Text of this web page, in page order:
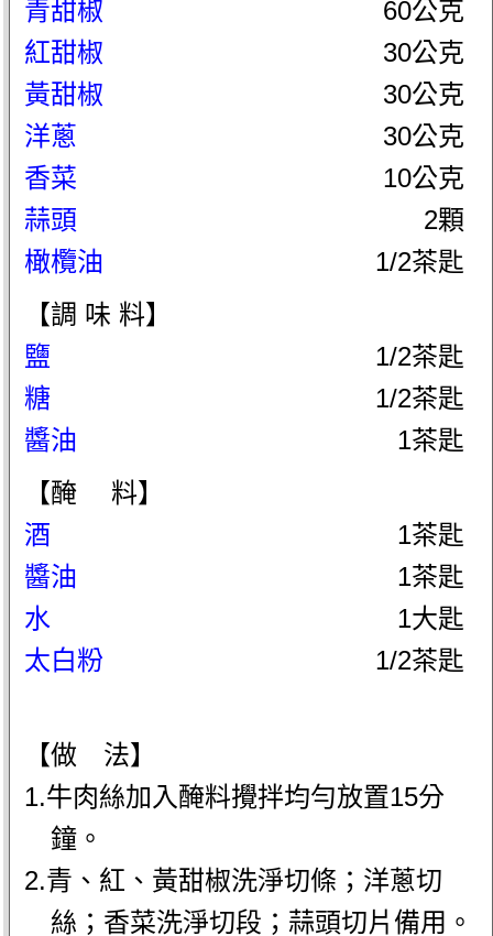
青甜椒
60公克
紅甜椒
30公克
黃甜椒
30公克
洋蔥
30公克
香菜
10公克
蒜頭
2顆
橄欖油
1/2茶匙
【調 味 料】
鹽
1/2茶匙
糖
1/2茶匙
醬油
1茶匙
【醃 料】
酒
1茶匙
醬油
1茶匙
水
1大匙
太白粉
1/2茶匙
【做 法】
1.牛肉絲加入醃料攪拌均勻放置15分
鐘。
2.青、紅、黃甜椒洗淨切條；洋蔥切
絲；香菜洗淨切段；蒜頭切片備用。